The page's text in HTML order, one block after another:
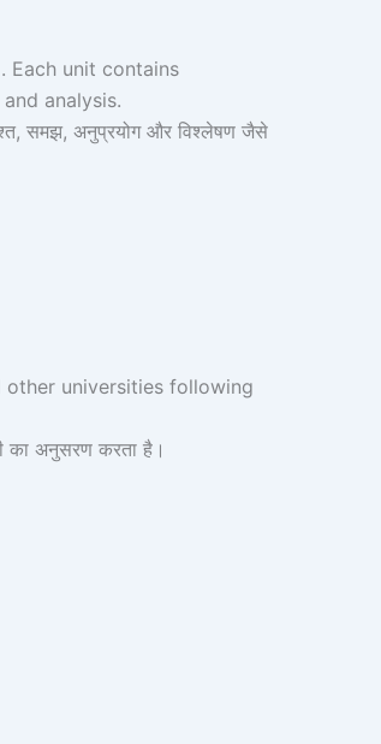
Each unit contains
analysis.
समझ, अनुप्रयोग और विश्लेषण जैसे
other universities following
का अनुसरण करता है।